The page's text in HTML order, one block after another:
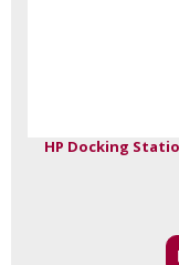
HP Docking